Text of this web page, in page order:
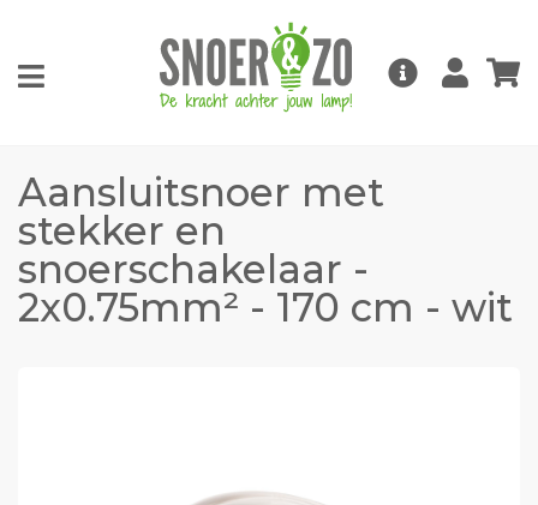
Aansluitsnoer met
stekker en
snoerschakelaar -
2x0.75mm² - 170 cm - wit